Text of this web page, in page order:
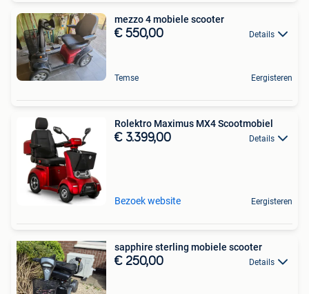
mezzo 4 mobiele scooter
€ 550,00 Details
Temse Eergisteren
Rolektro Maximus MX4 Scootmobiel
€ 3.399,00 Details
Bezoek website Eergisteren
sapphire sterling mobiele scooter
€ 250,00 Details